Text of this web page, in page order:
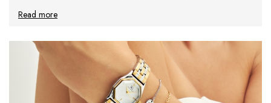
Read more